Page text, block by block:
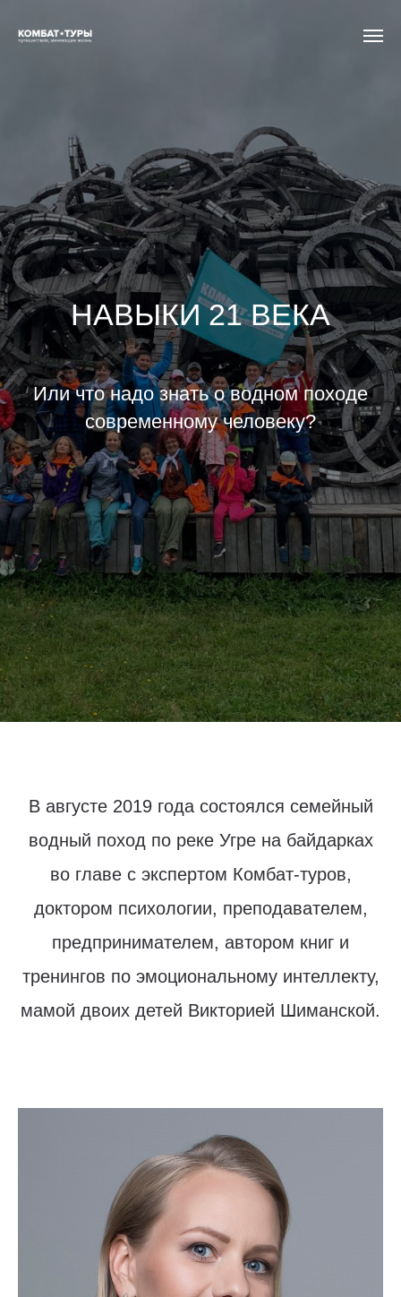
НАВЫКИ 21 ВЕКА
Или что надо знать о водном походе
современному человеку?
В августе 2019 года состоялся семейный
водный поход по реке Угре на байдарках
во главе с экспертом Комбат-туров,
доктором психологии, преподавателем,
предпринимателем, автором книг и
тренингов по эмоциональному интеллекту,
мамой двоих детей Викторией Шиманской.